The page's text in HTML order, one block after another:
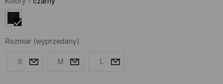
Rozmiar (wyprzedany)
S M L